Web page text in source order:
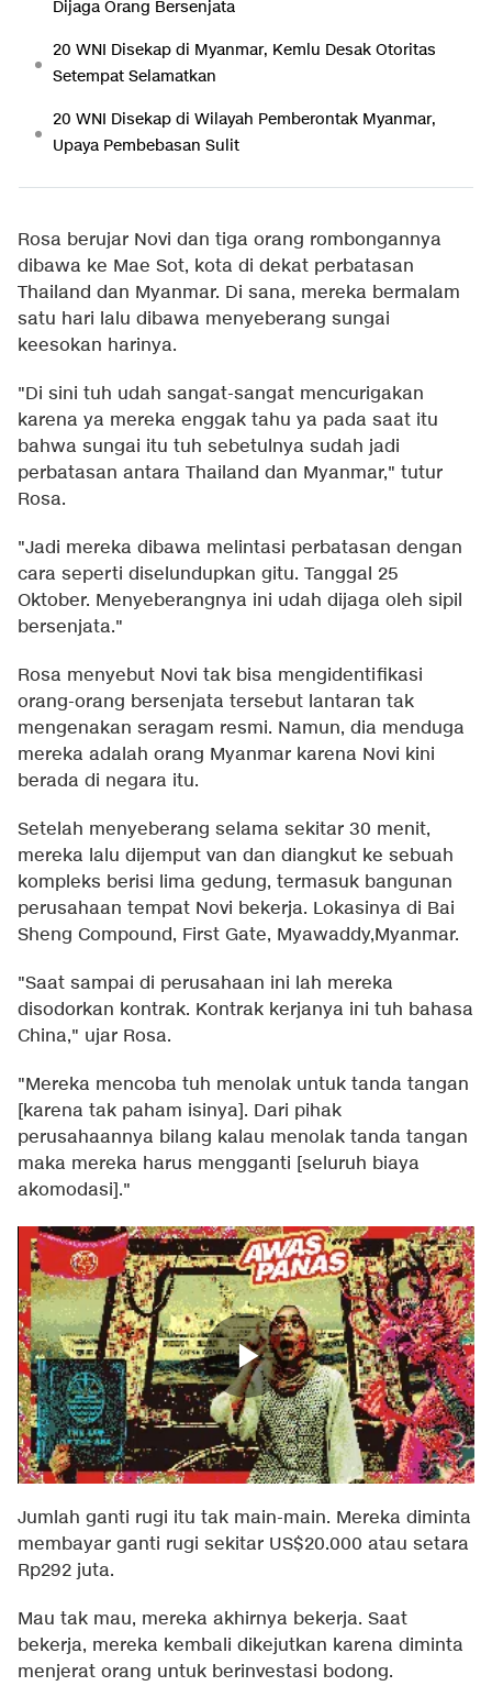
Dijaga Orang Bersenjata
20 WNI Disekap di Myanmar, Kemlu Desak Otoritas
Setempat Selamatkan
20 WNI Disekap di Wilayah Pemberontak Myanmar,
Upaya Pembebasan Sulit
Rosa berujar Novi dan tiga orang rombongannya
dibawa ke Mae Sot, kota di dekat perbatasan
Thailand dan Myanmar. Di sana, mereka bermalam
satu hari lalu dibawa menyeberang sungai
keesokan harinya.
"Di sini tuh udah sangat-sangat mencurigakan
karena ya mereka enggak tahu ya pada saat itu
bahwa sungai itu tuh sebetulnya sudah jadi
perbatasan antara Thailand dan Myanmar," tutur
Rosa.
"Jadi mereka dibawa melintasi perbatasan dengan
cara seperti diselundupkan gitu. Tanggal 25
Oktober. Menyeberangnya ini udah dijaga oleh sipil
bersenjata."
Rosa menyebut Novi tak bisa mengidentifikasi
orang-orang bersenjata tersebut lantaran tak
mengenakan seragam resmi. Namun, dia menduga
mereka adalah orang Myanmar karena Novi kini
berada di negara itu.
Setelah menyeberang selama sekitar 30 menit,
mereka lalu dijemput van dan diangkut ke sebuah
kompleks berisi lima gedung, termasuk bangunan
perusahaan tempat Novi bekerja. Lokasinya di Bai
Sheng Compound, First Gate, Myawaddy,Myanmar.
"Saat sampai di perusahaan ini lah mereka
disodorkan kontrak. Kontrak kerjanya ini tuh bahasa
China," ujar Rosa.
"Mereka mencoba tuh menolak untuk tanda tangan
[karena tak paham isinya]. Dari pihak
perusahaannya bilang kalau menolak tanda tangan
maka mereka harus mengganti [seluruh biaya
akomodasi]."
Jumlah ganti rugi itu tak main-main. Mereka diminta
membayar ganti rugi sekitar US$20.000 atau setara
Rp292 juta.
Mau tak mau, mereka akhirnya bekerja. Saat
bekerja, mereka kembali dikejutkan karena diminta
menjerat orang untuk berinvestasi bodong.